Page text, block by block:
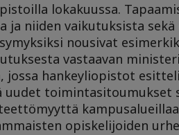
lokakuussa.
ja niiden vaikutuksista
nousivat
vastaavan
jossa hankeyliopistot
uudet toimintasitoumukset
opiskelijoiden